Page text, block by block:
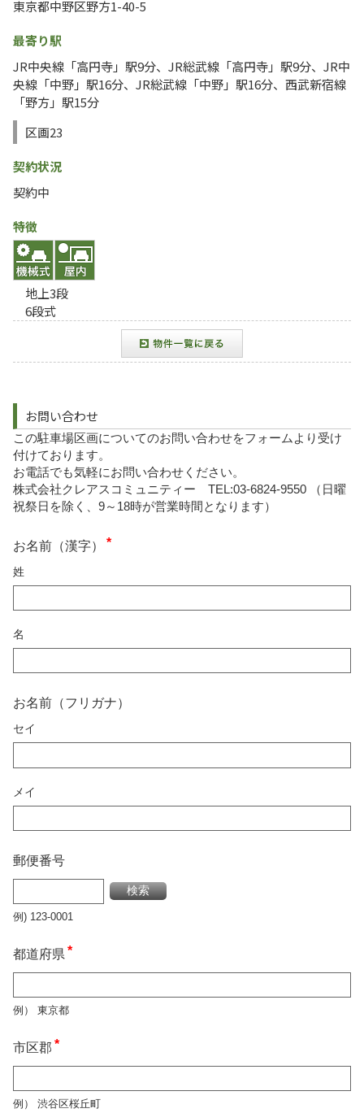
東京都中野区野方1-40-5
最寄り駅
JR中央線「高円寺」駅9分、JR総武線「高円寺」駅9分、JR中
央線「中野」駅16分、JR総武線「中野」駅16分、西武新宿線
「野方」駅15分
区画23
契約状況
契約中
特徴
地上3段
6段式
お問い合わせ